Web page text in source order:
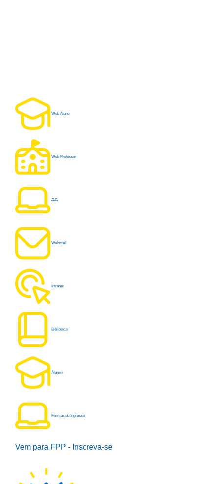
Web Aluno
Web Professor
AVA
Webmail
Intranet
Biblioteca
Alumni
Formas de Ingresso
Vem para FPP - Inscreva-se